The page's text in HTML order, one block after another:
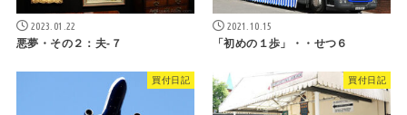
2023.01.22
悪夢・その２：夫-７
2021.10.15
「初めの１歩」・・せつ６
買付日記 買付日記